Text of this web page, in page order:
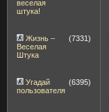
веселая
штука!
Жизнь –
Веселая
Штука
(7331)
Угадай
пользователя
(6395)